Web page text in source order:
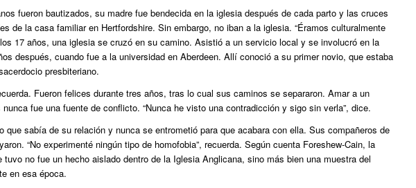
fueron bautizados, su madre fue bendecida en la iglesia después de cada parto y las cruces
de la casa familiar en Hertfordshire. Sin embargo, no iban a la iglesia. “Éramos culturalmente
17 años, una iglesia se cruzó en su camino. Asistió a un servicio local y se involucró en la
después, cuando fue a la universidad en Aberdeen. Allí conoció a su primer novio, que estaba
presbiteriano.
Fueron felices durante tres años, tras lo cual sus caminos se separaron. Amar a un
fue una fuente de conflicto. “Nunca he visto una contradicción y sigo sin verla”, dice.
que sabía de su relación y nunca se entrometió para que acabara con ella. Sus compañeros de
“No experimenté ningún tipo de homofobia”, recuerda. Según cuenta Foreshew-Cain, la
tuvo no fue un hecho aislado dentro de la Iglesia Anglicana, sino más bien una muestra del
en esa época.